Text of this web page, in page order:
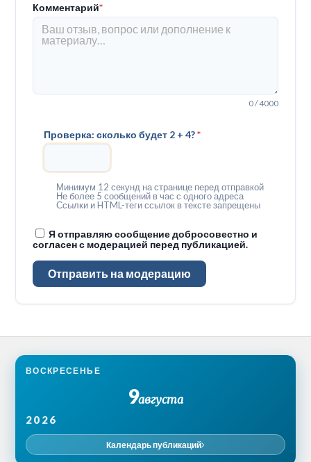
Комментарий*
0 / 4000
Проверка: сколько будет 2 + 4?*
Минимум 12 секунд на странице перед отправкой
Не более 5 сообщений в час с одного адреса
Ссылки и HTML-теги ссылок в тексте запрещены
Я отправляю сообщение добросовестно и
согласен с модерацией перед публикацией.
Отправить на модерацию
ВОСКРЕСЕНЬЕ
9августа
2026
Календарь публикаций